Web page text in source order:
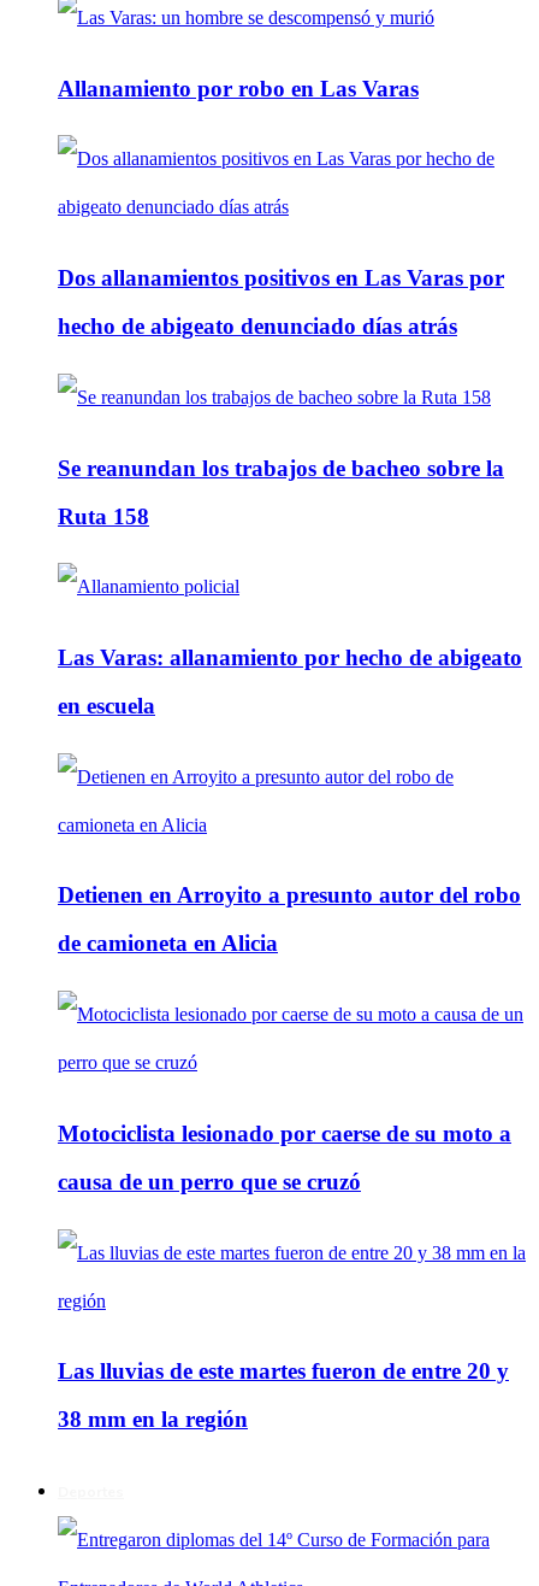
Allanamiento por robo en Las Varas
Dos allanamientos positivos en Las Varas por
hecho de abigeato denunciado días atrás
Se reanundan los trabajos de bacheo sobre la
Ruta 158
Las Varas: allanamiento por hecho de abigeato
en escuela
Detienen en Arroyito a presunto autor del robo
de camioneta en Alicia
Motociclista lesionado por caerse de su moto a
causa de un perro que se cruzó
Las lluvias de este martes fueron de entre 20 y
38 mm en la región